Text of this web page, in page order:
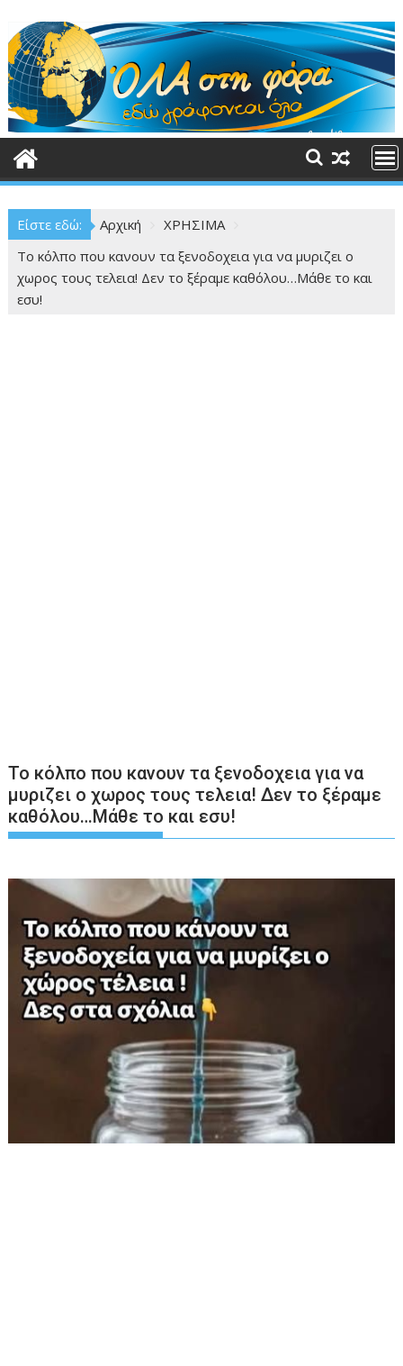
στο
περιεχόμενο
Είστε εδώ: Αρχική
ΧΡΗΣΙΜΑ
Το κόλπο που κανουν τα ξενοδοχεια για να μυριζει ο
χωρος τους τελεια! Δεν το ξέραμε καθόλου…Μάθε το και
εσυ!
Το κόλπο που κανουν τα ξενοδοχεια για να
μυριζει ο χωρος τους τελεια! Δεν το ξέραμε
καθόλου…Μάθε το και εσυ!